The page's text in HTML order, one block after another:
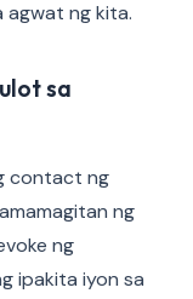
agwat ng kita.
sa
contact ng
ng
ng
ipakita iyon sa